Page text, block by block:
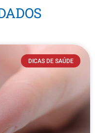
DICAS DE SAÚDE